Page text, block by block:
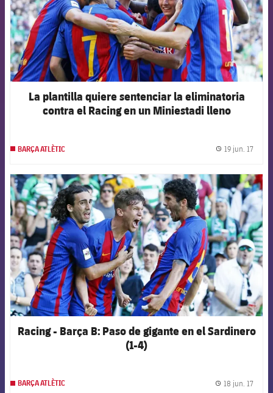
La plantilla quiere sentenciar la eliminatoria
contra el Racing en un Miniestadi lleno
BARÇA ATLÈTIC 19 jun. 17
FCB Barcelona badge
Racing - Barça B: Paso de gigante en el Sardinero
(1-4)
BARÇA ATLÈTIC 18 jun. 17